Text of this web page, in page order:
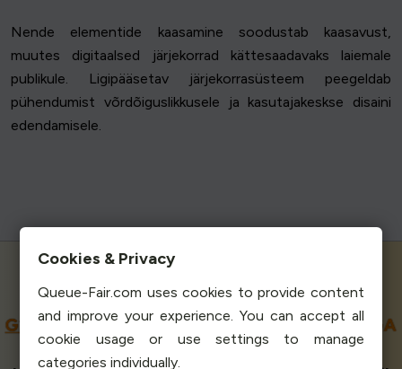
Nende elementide kaasamine soodustab kaasavust,
muutes digitaalsed järjekorrad kättesaadavaks laiemale
publikule. Ligipääsetav järjekorrasüsteem peegeldab
pühendumist võrdõiguslikkusele ja kasutajakeskse disaini
edendamisele.
G2 JASOURCEFORGE'IKÕRGEIMA HINDEGA
VIRTUAALNE OOTERUUM
Cookies & Privacy
Queue-Fair.com uses cookies to provide content
and improve your experience. You can accept all
cookie usage or use settings to manage
categories individually.